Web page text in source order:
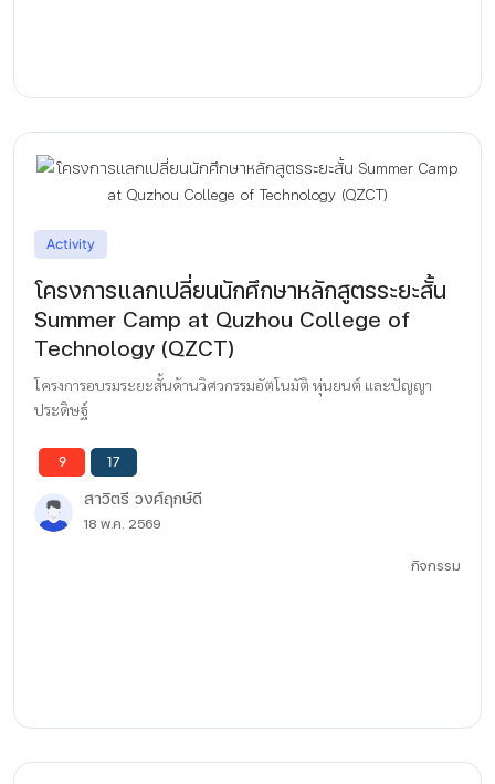
Activity
โครงการแลกเปลี่ยนนักศึกษาหลักสูตรระยะสั้น
Summer Camp at Quzhou College of
Technology (QZCT)
โครงการอบรมระยะสั้นด้านวิศวกรรมอัตโนมัติ หุ่นยนต์ และปัญญา
ประดิษฐ์
9 17
สาวิตรี วงศ์ฤกษ์ดี
18 พ.ค. 2569
กิจกรรม